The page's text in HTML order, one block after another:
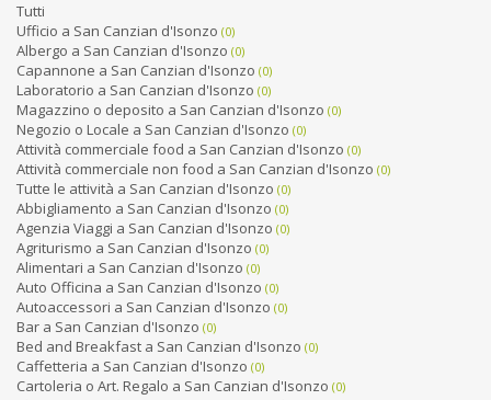
Tutti
Ufficio a San Canzian d'Isonzo (0)
Albergo a San Canzian d'Isonzo (0)
Capannone a San Canzian d'Isonzo (0)
Laboratorio a San Canzian d'Isonzo (0)
Magazzino o deposito a San Canzian d'Isonzo (0)
Negozio o Locale a San Canzian d'Isonzo (0)
Attività commerciale food a San Canzian d'Isonzo (0)
Attività commerciale non food a San Canzian d'Isonzo (0)
Tutte le attività a San Canzian d'Isonzo (0)
Abbigliamento a San Canzian d'Isonzo (0)
Agenzia Viaggi a San Canzian d'Isonzo (0)
Agriturismo a San Canzian d'Isonzo (0)
Alimentari a San Canzian d'Isonzo (0)
Auto Officina a San Canzian d'Isonzo (0)
Autoaccessori a San Canzian d'Isonzo (0)
Bar a San Canzian d'Isonzo (0)
Bed and Breakfast a San Canzian d'Isonzo (0)
Caffetteria a San Canzian d'Isonzo (0)
Cartoleria o Art. Regalo a San Canzian d'Isonzo (0)